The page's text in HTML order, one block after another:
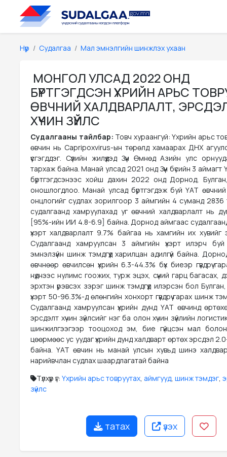
Нүүр Судалгаа Мал эмнэлгийн шинжлэх ухаан
МОНГОЛ УЛСАД 2022 ОНД
БҮРТГЭГДСЭН ҮХРИЙН АРЬС
ӨВЧНИЙ ХАЛДВАРЛАЛТ,
ХҮЧИН ЗҮЙЛС
Судалгааны тайлбар: Товч хураангуй: Үхрийн арьс
өвчин нь Capripoxvirus-ын төрөлд хамаарах ДНХ
үүсгэгддэг. Сүүлийн жилүүдэд Зүүн Өмнөд Азийн улс
тархаж байна. Манай улсад 2021 онд Зүүн бүсийн 3 аймагт
бүртгэгдсэнээс хойш дахин 2022 онд Дорнод,
оношлогдлоо. Манай улсад бүртгэгдэж буй ҮАТ өвчний
онцлогийг судлах зорилгоор 3 аймгийн 4 суманд 2836
судалгаанд хамруулахад уг өвчний халдварлалт нь
[95%-ийн ИИ 4.8-6.9] байна. Дорнод аймгаас
үхэрт халдварлалт 9.7% байгаа нь хамгийн их хувийг
Судалгаанд хамруулсан 3 аймгийн үхэрт илэрч
эмнэлзүйн шинж тэмдгүүд харилцан адилгүй байна.
өвчнөөр өвчилсөн үхрийн 6.3-44.3% бүх биеэр гүвдрүү
нүднээс нулимс гоожих, турж эцэх, сүүний гарц багасах,
эрхтэн үрэвсэх зэрэг шинж тэмдгүүд илэрсэн бол
үхэрт 50-96.3%-д өлөнгийн хонхорт гүвдрүү гарах шинж
Судалгаанд хамруулсан үхрийн дунд ҮАТ өвчинд
эрсдэлт хүчин зүйлсийг нэг ба олон хүчин зүйлийн
шинжилгээгээр тооцоход эм, бие гүйцсэн мал
цөөрмөөс ус уудаг үхрийн дунд халдварт өртөх эрсдэл
байна. ҮАТ өвчин нь манай улсын хувьд шинэ
нарийвчлан судлах шаардлагатай байна
Түлхүүр үг: Үхрийн арьс товруутах, аймгууд, шинж тэмдэг,
зүйлс
татах үзэх